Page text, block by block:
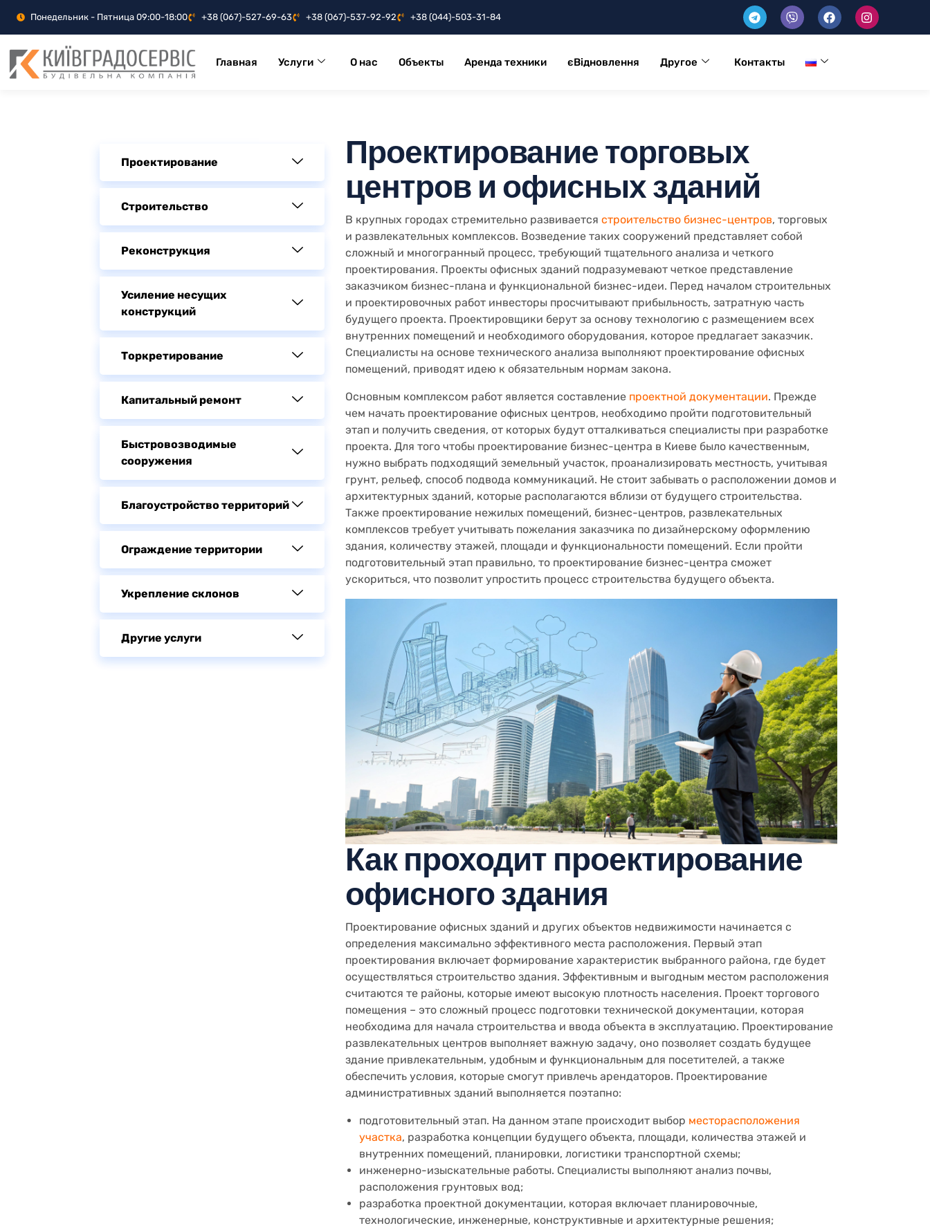
Понедельник - Пятница 09:00-18:00 +38 (067)-527-69-63 +38 (067)-537-92-92 +38 (044)-503-31-84
Главная Услуги О нас Объекты Аренда техники єВідновлення Другое Контакты
Проектирование
Строительство
Реконструкция
Усиление несущих
конструкций
Торкретирование
Капитальный ремонт
Быстровозводимые
сооружения
Благоустройство территорий
Ограждение территории
Укрепление склонов
Другие услуги
Проектирование торговых
центров и офисных зданий
В крупных городах стремительно развиваетсястроительство бизнес-центров, торговых
и развлекательных комплексов. Возведение таких сооружений представляет собой
сложный и многогранный процесс, требующий тщательного анализа и четкого
проектирования. Проекты офисных зданий подразумевают четкое представление
заказчиком бизнес-плана и функциональной бизнес-идеи. Перед началом строительных
и проектировочных работ инвесторы просчитывают прибыльность, затратную часть
будущего проекта. Проектировщики берут за основу технологию с размещением всех
внутренних помещений и необходимого оборудования, которое предлагает заказчик.
Специалисты на основе технического анализа выполняют проектирование офисных
помещений, приводят идею к обязательным нормам закона.
Основным комплексом работ является составление проектной документации. Прежде
чем начать проектирование офисных центров, необходимо пройти подготовительный
этап и получить сведения, от которых будут отталкиваться специалисты при разработке
проекта. Для того чтобы проектирование бизнес-центра в Киеве было качественным,
нужно выбрать подходящий земельный участок, проанализировать местность, учитывая
грунт, рельеф, способ подвода коммуникаций. Не стоит забывать о расположении домов и
архитектурных зданий, которые располагаются вблизи от будущего строительства.
Также проектирование нежилых помещений, бизнес-центров, развлекательных
комплексов требует учитывать пожелания заказчика по дизайнерскому оформлению
здания, количеству этажей, площади и функциональности помещений. Если пройти
подготовительный этап правильно, то проектирование бизнес-центра сможет
ускориться, что позволит упростить процесс строительства будущего объекта.
Как проходит проектирование
офисного здания
Проектирование офисных зданий и других объектов недвижимости начинается с
определения максимально эффективного места расположения. Первый этап
проектирования включает формирование характеристик выбранного района, где будет
осуществляться строительство здания. Эффективным и выгодным местом расположения
считаются те районы, которые имеют высокую плотность населения. Проект торгового
помещения – это сложный процесс подготовки технической документации, которая
необходима для начала строительства и ввода объекта в эксплуатацию. Проектирование
развлекательных центров выполняет важную задачу, оно позволяет создать будущее
здание привлекательным, удобным и функциональным для посетителей, а также
обеспечить условия, которые смогут привлечь арендаторов. Проектирование
административных зданий выполняется поэтапно:
подготовительный этап. На данном этапе происходит выбор месторасположения
участка, разработка концепции будущего объекта, площади, количества этажей и
внутренних помещений, планировки, логистики транспортной схемы;
инженерно-изыскательные работы. Специалисты выполняют анализ почвы,
расположения грунтовых вод;
разработка проектной документации, которая включает планировочные,
технологические, инженерные, конструктивные и архитектурные решения;